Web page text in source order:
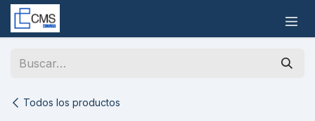
Ir al contenido
Todos los productos